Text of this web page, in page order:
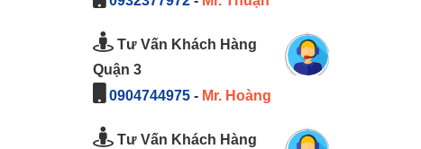
Tư Vấn Khách Hàng
Quận 3
0904744975- Mr. Hoàng
Tư Vấn Khách Hàng